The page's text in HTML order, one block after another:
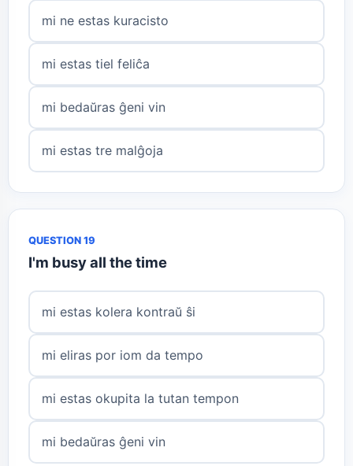
mi ne estas kuracisto
mi estas tiel feliĉa
mi bedaŭras ĝeni vin
mi estas tre malĝoja
QUESTION 19
I'm busy all the time
mi estas kolera kontraŭ ŝi
mi eliras por iom da tempo
mi estas okupita la tutan tempon
mi bedaŭras ĝeni vin